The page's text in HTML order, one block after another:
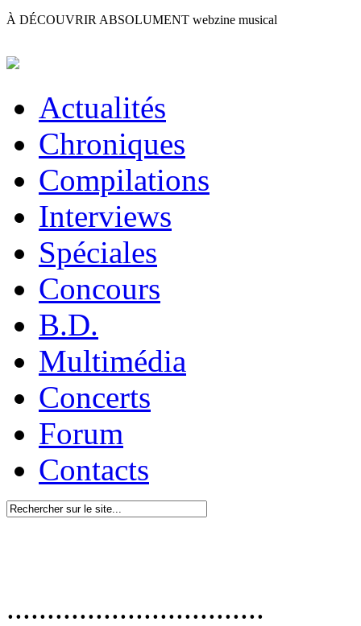
À DÉCOUVRIR ABSOLUMENT webzine musical
Actualités
Chroniques
Compilations
Interviews
Spéciales
Concours
B.D.
Multimédia
Concerts
Forum
Contacts
................................